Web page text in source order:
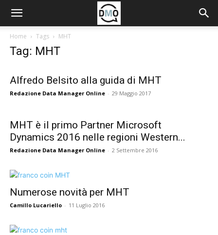
Home Tags MHT
Tag: MHT
Alfredo Belsito alla guida di MHT
Redazione Data Manager Online - 29 Maggio 2017
MHT è il primo Partner Microsoft
Dynamics 2016 nelle regioni Western...
Redazione Data Manager Online - 2 Settembre 2016
Numerose novità per MHT
Camillo Lucariello - 11 Luglio 2016